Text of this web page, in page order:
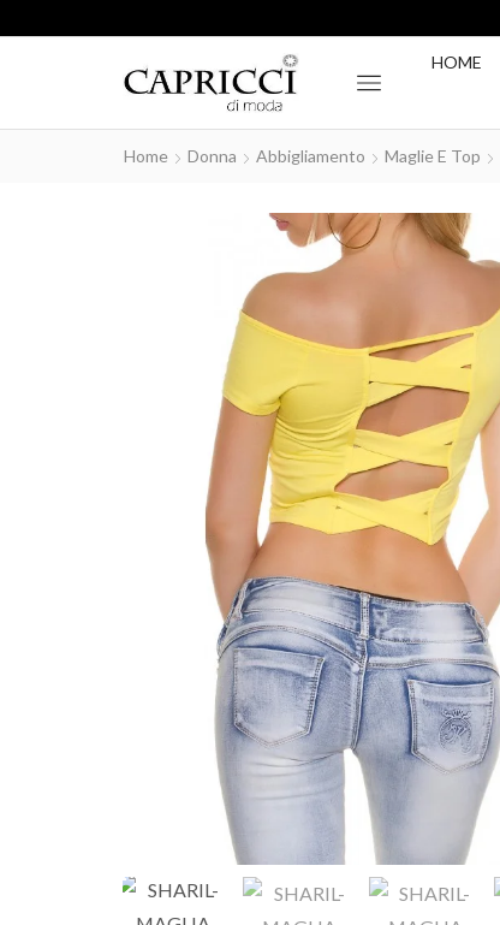
HOME
Home Donna Abbigliamento Maglie E Top